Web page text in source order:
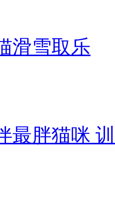
滑雪取乐
最胖猫咪